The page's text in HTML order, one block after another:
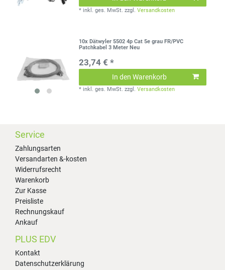
* inkl. ges. MwSt. zzgl.Versandkosten
10x Dätwyler 5502 4p Cat 5e grau FR/PVC
Patchkabel 3 Meter Neu
23,74 € *
In den Warenkorb
* inkl. ges. MwSt. zzgl.Versandkosten
Service
Zahlungsarten
Versandarten &-kosten
Widerrufsrecht
Warenkorb
Zur Kasse
Preisliste
Rechnungskauf
Ankauf
PLUS EDV
Kontakt
Datenschutzerklärung